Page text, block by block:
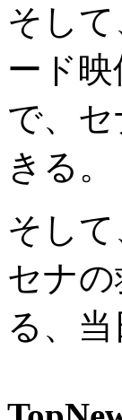
そし
ード
で、
きる。
そし
セナ
る、